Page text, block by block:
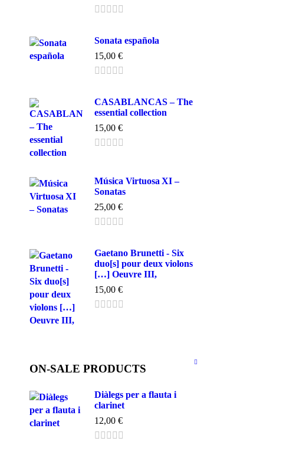
Sonata española
15,00 €
CASABLANCAS – The
essential collection
15,00 €
Música Virtuosa XI –
Sonatas
25,00 €
Gaetano Brunetti - Six
duo[s] pour deux violons
[…] Oeuvre III,
15,00 €
ON-SALE PRODUCTS
Diàlegs per a flauta i
clarinet
12,00 €